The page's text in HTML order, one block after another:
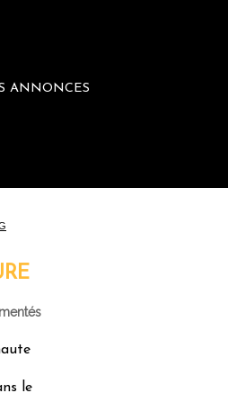
ANNONCES
le